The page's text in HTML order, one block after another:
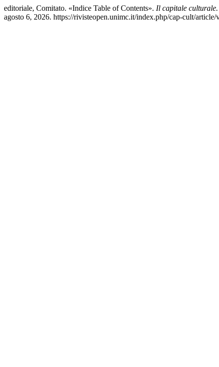
editoriale, Comitato. «Indice Table of Contents». Il capitale
agosto 6, 2026. https://rivisteopen.unimc.it/index.php/cap-cult/